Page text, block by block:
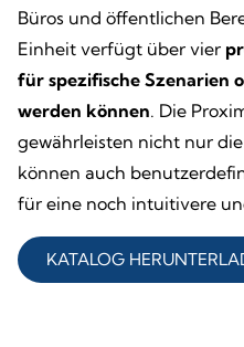
Büros und öffentlichen
Einheit verfügt über vier
für spezifische
werden können. Die
gewährleisten nicht nur
können auch
für eine noch intuitivere
KATALOG